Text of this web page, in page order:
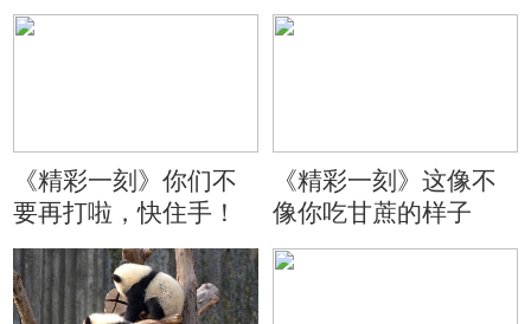
《精彩一刻》你们不
要再打啦，快住手！
《精彩一刻》这像不
像你吃甘蔗的样子